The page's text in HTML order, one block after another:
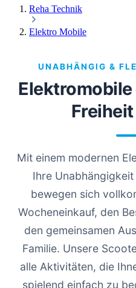
Reha Technik
Elektro Mobile
UNABHÄNGIG &
Elektromobile
Mit einem modernen
Ihre
bewegen sich
Wocheneinkauf, den
den gemeinsamen
Familie. Unsere
alle Aktivitäten, die
spielend einfach zu